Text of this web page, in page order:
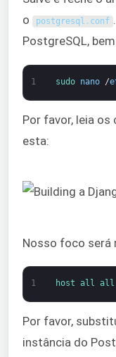
o
postgresql . conf
PostgreSQL,
1 sudo nano /
Por favor, leia
esta:
Nosso foco será
1 host all all
Por favor,
instância do